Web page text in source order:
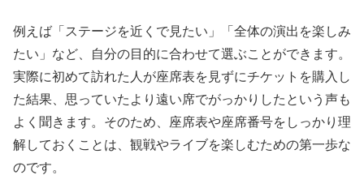
例えば「ステージを近くで見たい」「全体の演出を楽しみ
たい」など、自分の目的に合わせて選ぶことができます。
実際に初めて訪れた人が座席表を見ずにチケットを購入し
た結果、思っていたより遠い席でがっかりしたという声も
よく聞きます。そのため、座席表や座席番号をしっかり理
解しておくことは、観戦やライブを楽しむための第一歩な
のです。